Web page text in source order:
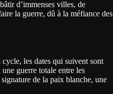
d’immenses villes, de
la guerre, dû à la méfiance des
cycle, les dates qui suivent sont
guerre totale entre les
de la paix blanche, une